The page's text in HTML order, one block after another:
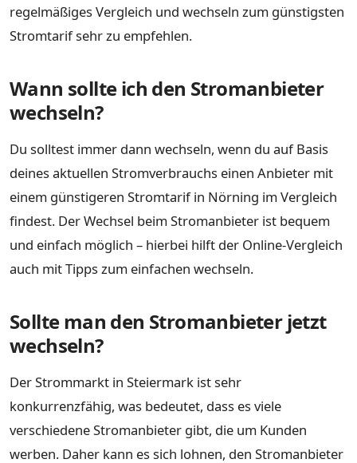
regelmäßiges Vergleich und wechseln zum günstigsten
Stromtarif sehr zu empfehlen.
Wann sollte ich den Stromanbieter
wechseln?
Du solltest immer dann wechseln, wenn du auf Basis
deines aktuellen Stromverbrauchs einen Anbieter mit
einem günstigeren Stromtarif in Nörning im Vergleich
findest. Der Wechsel beim Stromanbieter ist bequem
und einfach möglich – hierbei hilft der Online-Vergleich
auch mit Tipps zum einfachen wechseln.
Sollte man den Stromanbieter jetzt
wechseln?
Der Strommarkt in Steiermark ist sehr
konkurrenzfähig, was bedeutet, dass es viele
verschiedene Stromanbieter gibt, die um Kunden
werben. Daher kann es sich lohnen, den Stromanbieter